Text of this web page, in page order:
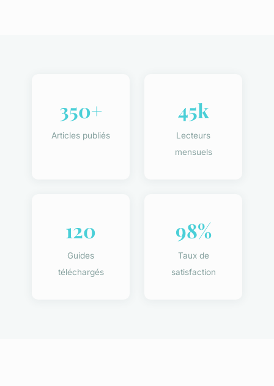
350+
Articles publiés
45k
Lecteurs
mensuels
120
Guides
téléchargés
98%
Taux de
satisfaction